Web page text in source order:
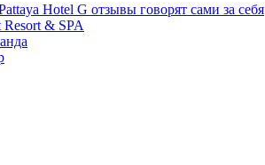
Hotel G отзывы говорят сами за себя
& SPA